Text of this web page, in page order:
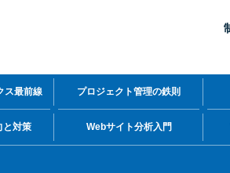
ス最前線 プロジェクト管理の鉄則
と対策 Webサイト分析入門